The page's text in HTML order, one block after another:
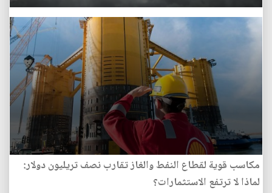
مكاسب قوية لقطاع النفط والغاز تقارب نصف تريليون دولار:
لماذا لا ترتفع الاستثمارات؟